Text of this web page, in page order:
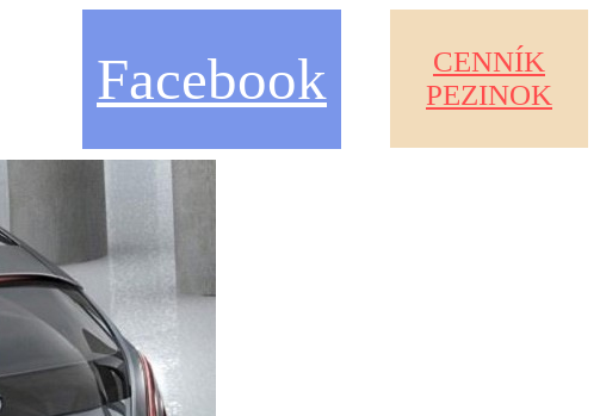
CENNÍK
PEZINOK
Facebook